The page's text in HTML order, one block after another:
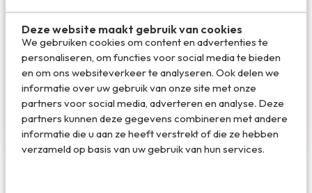
Deze website maakt gebruik van cookies
We gebruiken cookies om content en advertenties te
personaliseren, om functies voor social media te bieden
en om ons websiteverkeer te analyseren. Ook delen we
informatie over uw gebruik van onze site met onze
partners voor social media, adverteren en analyse. Deze
partners kunnen deze gegevens combineren met andere
informatie die u aan ze heeft verstrekt of die ze hebben
verzameld op basis van uw gebruik van hun services.
Redactie Travelvalley
De redactie van Travelvalley houd je op de
hoogte van reisnieuws en trends in de reiswereld.
Volg ons ook via TikTok, Facebook en Instagram
en mis niets!